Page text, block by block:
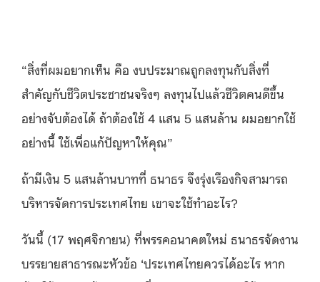
“สิ่งที่ผมอยากเห็น คือ งบประมาณถูกลงทุนกับสิ่งที่
สำคัญกับชีวิตประชาชนจริงๆ ลงทุนไปแล้วชีวิตคนดีขึ้น
อย่างจับต้องได้ ถ้าต้องใช้ 4 แสน 5 แสนล้าน ผมอยากใช้
อย่างนี้ ใช้เพื่อแก้ปัญหาให้คุณ”
ถ้ามีเงิน 5 แสนล้านบาทที่ ธนาธร จึงรุ่งเรืองกิจสามารถ
บริหารจัดการประเทศไทย เขาจะใช้ทำอะไร?
วันนี้ (17 พฤศจิกายน) ที่พรรคอนาคตใหม่ ธนาธรจัดงาน
บรรยายสาธารณะหัวข้อ ‘ประเทศไทยควรได้อะไร หาก